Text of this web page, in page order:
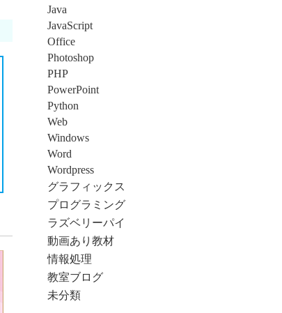
Java
JavaScript
Office
Photoshop
PHP
PowerPoint
Python
Web
Windows
Word
Wordpress
グラフィックス
プログラミング
ラズベリーパイ
動画あり教材
情報処理
教室ブログ
未分類